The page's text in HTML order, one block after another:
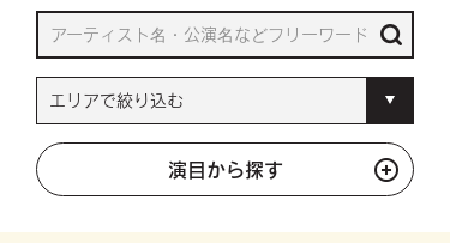
演目から探す